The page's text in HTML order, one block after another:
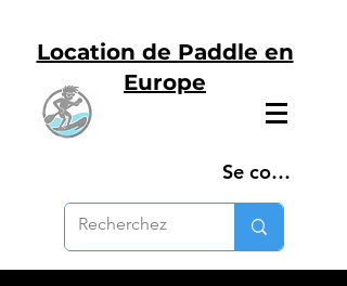
Location de Paddle en
Europe
Se connecter